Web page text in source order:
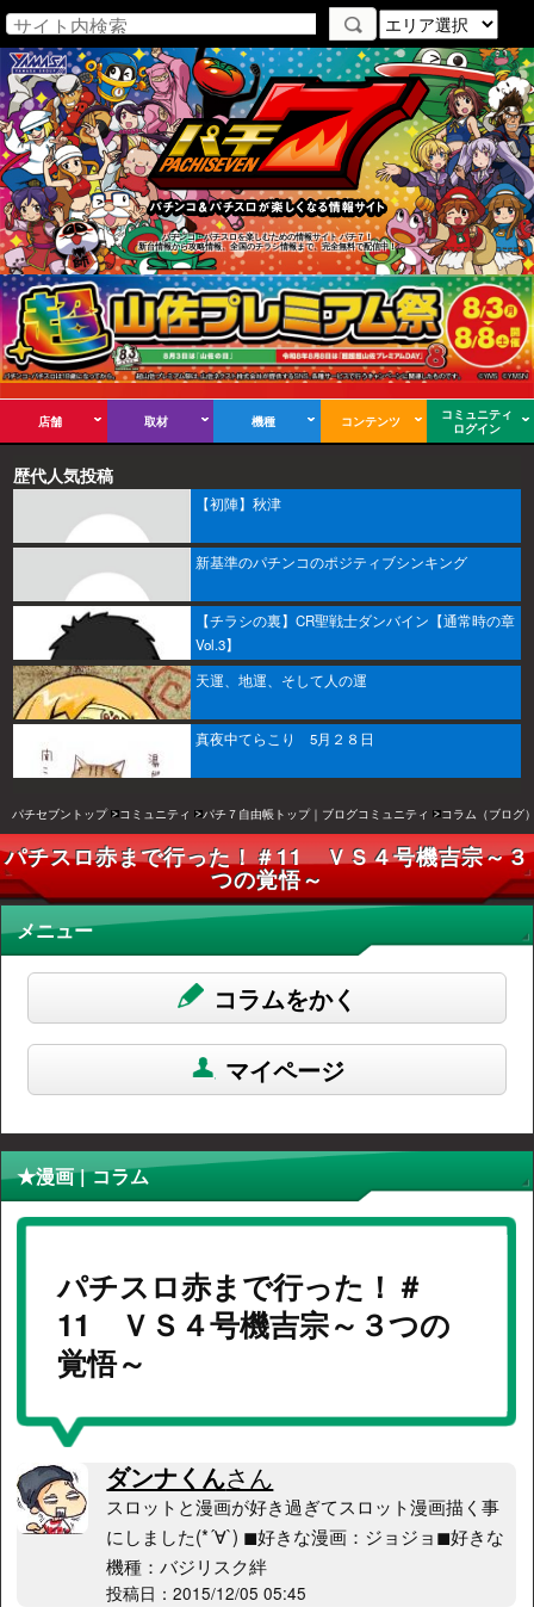
パチンコ・パチスロを楽しむための情報サイト パチ７！
新台情報から攻略情報、全国のチラシ情報まで、完全無料で配信中！
店舗 取材 機種 コンテンツ
コミュニティ
ログイン
歴代人気投稿
【初陣】秋津
新基準のパチンコのポジティブシンキング
【チラシの裏】CR聖戦士ダンバイン【通常時の章
Vol.3】
天運、地運、そして人の運
真夜中てらこり 5月２８日
パチセブントップ コミュニティ パチ７自由帳トップ｜ブログコミュニティ コラム（ブログ
パチスロ赤まで行った！＃11 ＶＳ４号機吉宗～３
つの覚悟～
メニュー
コラムをかく
マイページ
★漫画 | コラム
パチスロ赤まで行った！＃
11 ＶＳ４号機吉宗～３つの
覚悟～
ダンナくんさん
スロットと漫画が好き過ぎてスロット漫画描く事
にしました(*´∀`) ◼好きな漫画：ジョジョ◼好きな
機種：バジリスク絆
投稿日：2015/12/05 05:45